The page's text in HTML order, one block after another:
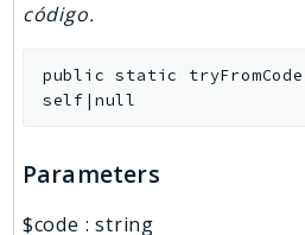
código.
public static tryFromCode
self|null
Parameters
$code :string